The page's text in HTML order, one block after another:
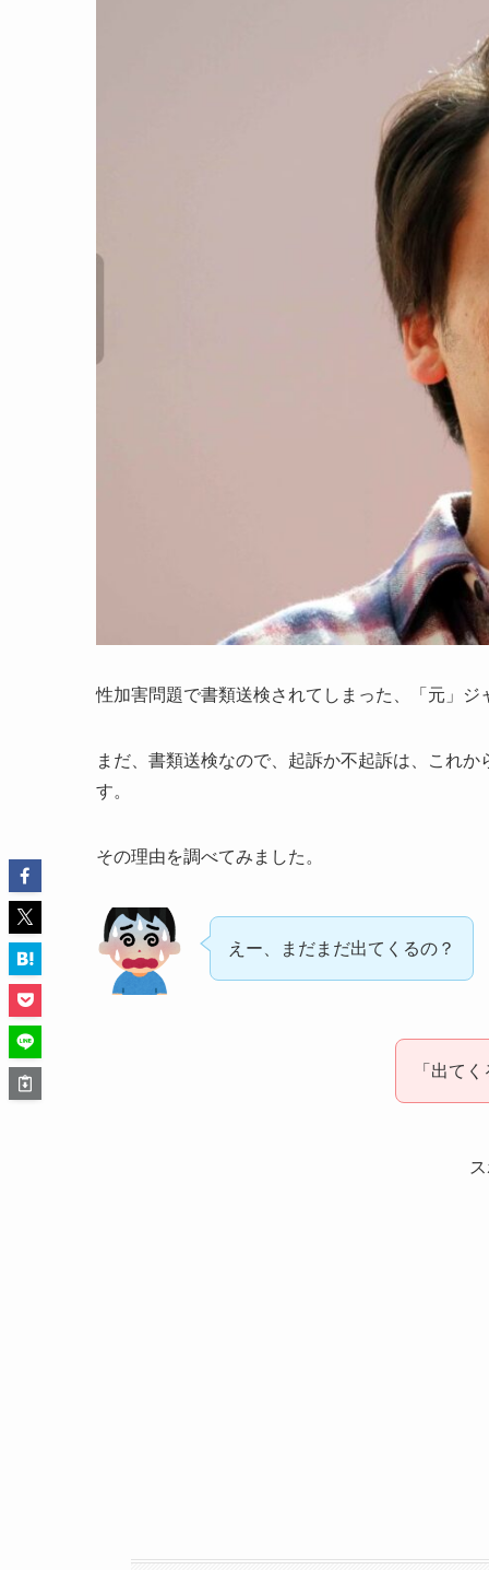
性加害問題で書類送検されてしまった、「元」ジ
まだ、書類送検なので、起訴か不起訴は、これか
す。
その理由を調べてみました。
えー、まだまだ出てくるの？
「出て